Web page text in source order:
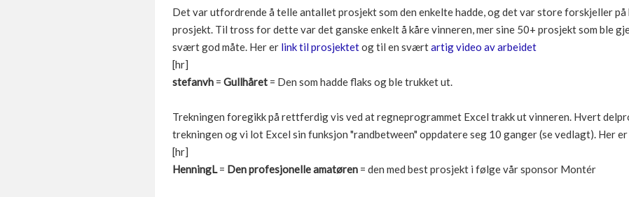
Det var utfordrende å telle antallet prosjekt som den enkelte hadde, og det var store forskjeller på
prosjekt. Til tross for dette var det ganske enkelt å kåre vinneren, mer sine 50+ prosjekt som ble
svært god måte. Her er link til prosjektetog til en sværtartig video av arbeidet
[hr]
stefanvh = Gullhåret = Den som hadde flaks og ble trukket ut.
Trekningen foregikk på rettferdig vis ved at regneprogrammet Excel trakk ut vinneren. Hvert
trekningen og vi lot Excel sin funksjon "randbetween" oppdatere seg 10 ganger (se vedlagt). Her er
[hr]
HenningL= Den profesjonelle amatøren = den med best prosjekt i følge vår sponsor Montér